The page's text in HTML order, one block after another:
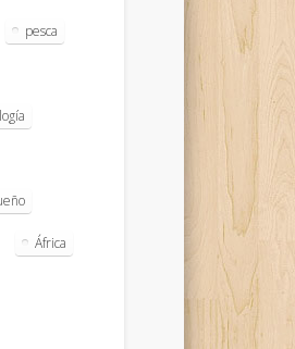
pesca
África